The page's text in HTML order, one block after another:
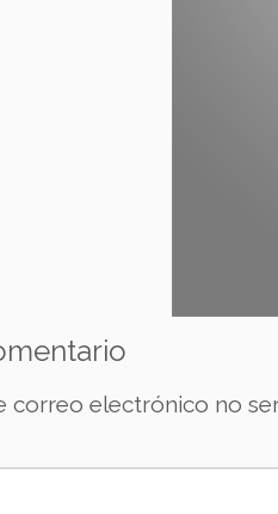
correo electrónico no